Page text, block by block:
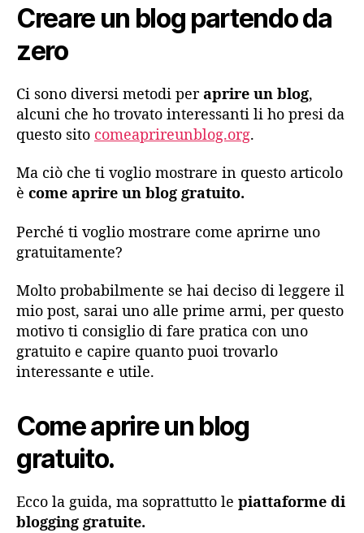
Creare un blog partendo da
zero
Ci sono diversi metodi peraprire un blog,
alcuni che ho trovato interessanti li ho presi da
questo sito comeaprireunblog.org.
Ma ciò che ti voglio mostrare in questo articolo
è come aprire un blog gratuito.
Perché ti voglio mostrare come aprirne uno
gratuitamente?
Molto probabilmente se hai deciso di leggere il
mio post, sarai uno alle prime armi, per questo
motivo ti consiglio di fare pratica con uno
gratuito e capire quanto puoi trovarlo
interessante e utile.
Come aprire un blog
gratuito.
Ecco la guida, ma soprattutto le piattaforme di
blogging gratuite.